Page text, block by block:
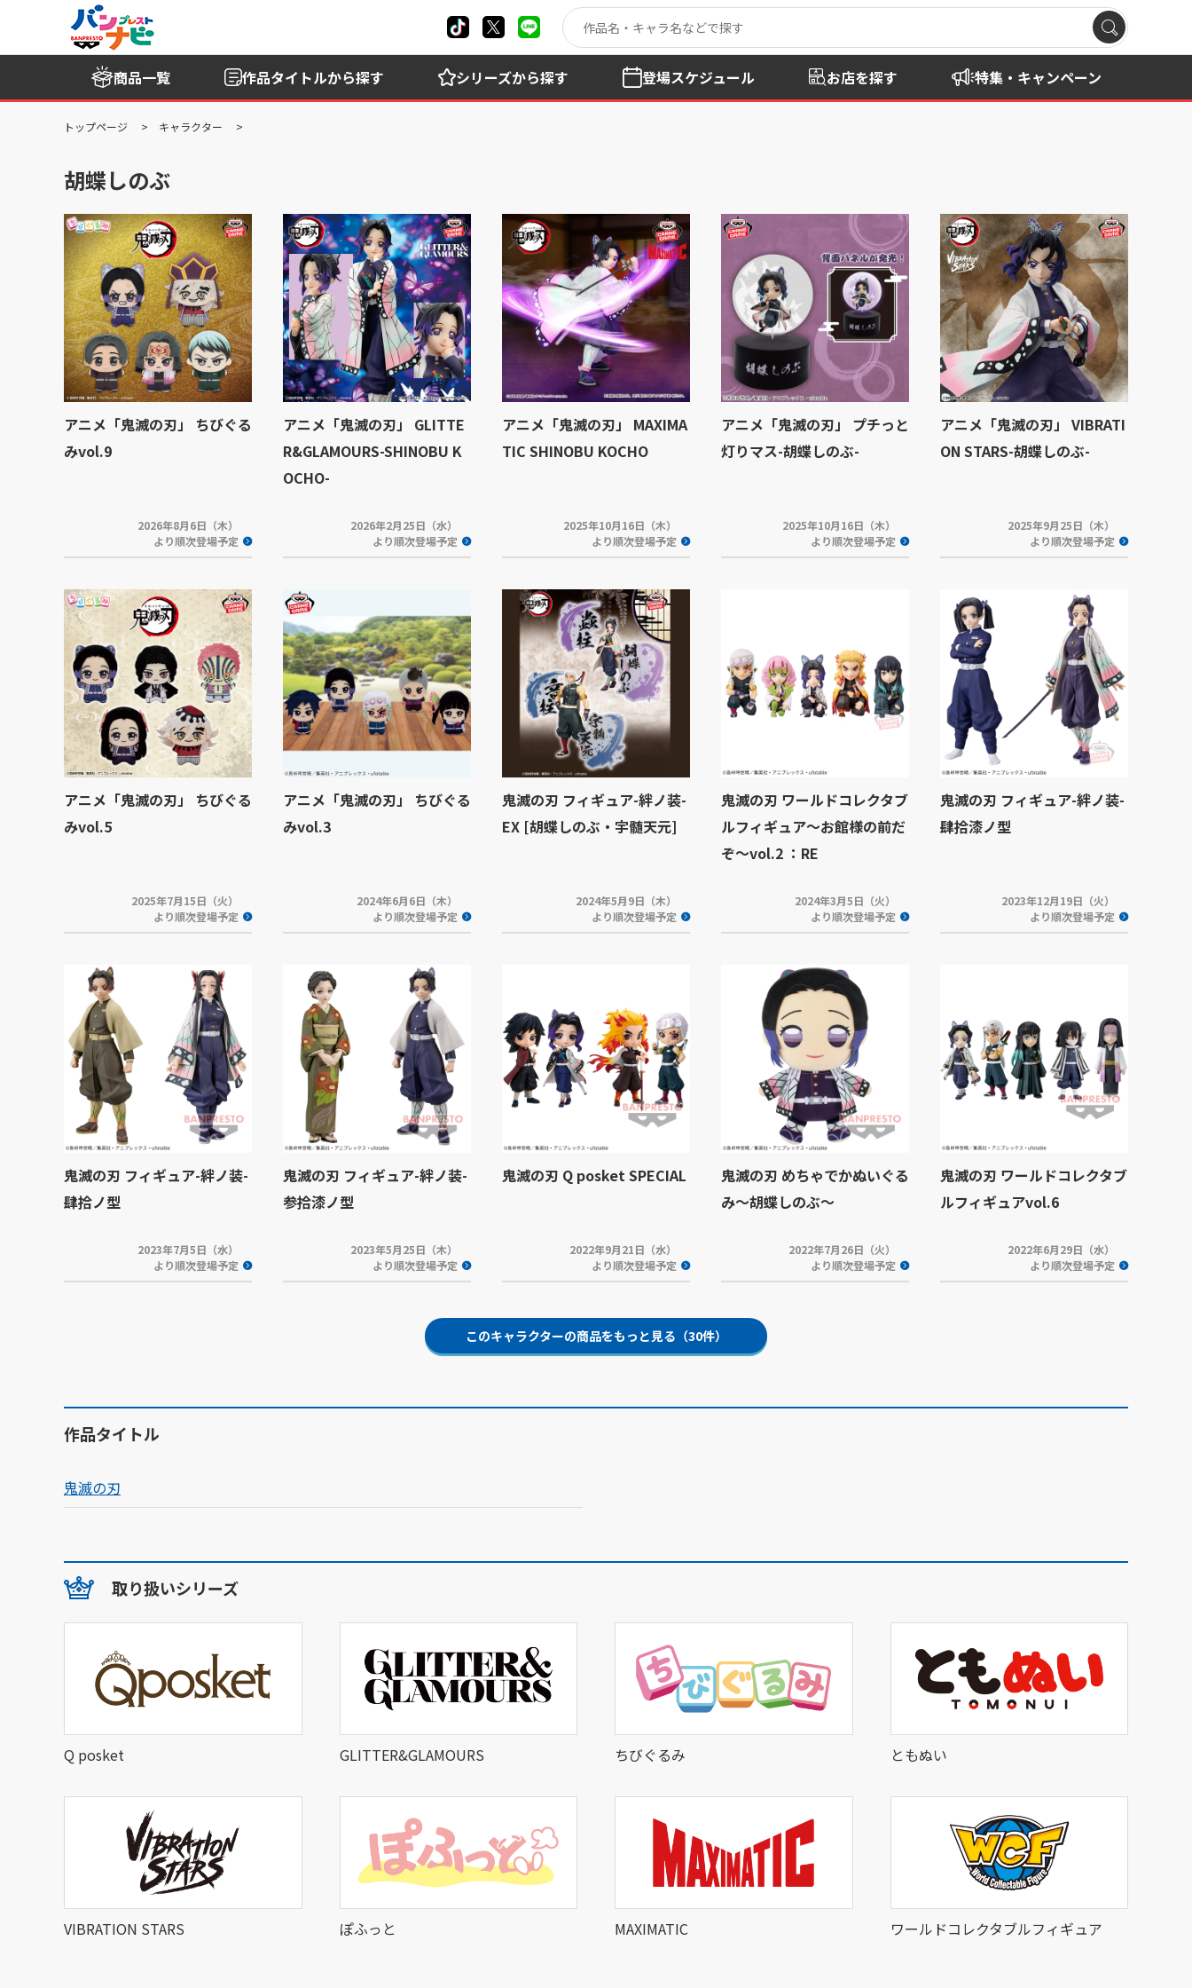
商品一覧 作品タイトルから探す シリーズから探す 登場スケジュール お店を探す 特集・キャンペーン
トップページ キャラクター
胡蝶しのぶ
アニメ「鬼滅の刃」 ちびぐる
みvol.9
2026年8月6日（木）
より順次登場予定
アニメ「鬼滅の刃」 GLITTE
R&GLAMOURS-SHINOBU K
OCHO-
2026年2月25日（水）
より順次登場予定
アニメ「鬼滅の刃」 MAXIMA
TIC SHINOBU KOCHO
2025年10月16日（木）
より順次登場予定
アニメ「鬼滅の刃」 プチっと
灯りマス-胡蝶しのぶ-
2025年10月16日（木）
より順次登場予定
アニメ「鬼滅の刃」 VIBRATI
ON STARS-胡蝶しのぶ-
2025年9月25日（木）
より順次登場予定
アニメ「鬼滅の刃」 ちびぐる
みvol.5
2025年7月15日（火）
より順次登場予定
アニメ「鬼滅の刃」 ちびぐる
みvol.3
2024年6月6日（木）
より順次登場予定
鬼滅の刃 フィギュア-絆ノ装-
EX [胡蝶しのぶ・宇髄天元]
2024年5月9日（木）
より順次登場予定
鬼滅の刃 ワールドコレクタブ
ルフィギュア～お館様の前だ
ぞ～vol.2 ：RE
2024年3月5日（火）
より順次登場予定
鬼滅の刃 フィギュア-絆ノ装-
肆拾漆ノ型
2023年12月19日（火）
より順次登場予定
鬼滅の刃 フィギュア-絆ノ装-
肆拾ノ型
2023年7月5日（水）
より順次登場予定
鬼滅の刃 フィギュア-絆ノ装-
参拾漆ノ型
2023年5月25日（木）
より順次登場予定
鬼滅の刃 Q posket SPECIAL
2022年9月21日（水）
より順次登場予定
鬼滅の刃 めちゃでかぬいぐる
み～胡蝶しのぶ～
2022年7月26日（火）
より順次登場予定
鬼滅の刃 ワールドコレクタブ
ルフィギュアvol.6
2022年6月29日（水）
より順次登場予定
このキャラクターの商品をもっと見る（30件）
作品タイトル
鬼滅の刃
取り扱いシリーズ
Q posket GLITTER&GLAMOURS ちびぐるみ ともぬい
VIBRATION STARS ぽふっと MAXIMATIC ワールドコレクタブルフィギュア